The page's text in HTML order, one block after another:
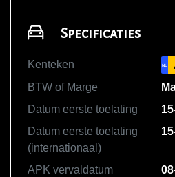
Specificaties
Kenteken NL
BTW of Marge
Datum eerste toelating
Datum eerste toelating
(internationaal)
APK vervaldatum